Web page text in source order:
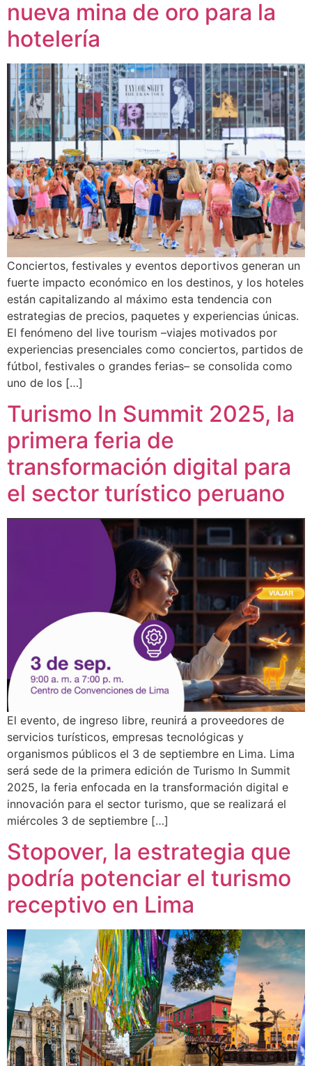
nueva mina de oro para la
hotelería
Conciertos, festivales y eventos deportivos generan un
fuerte impacto económico en los destinos, y los hoteles
están capitalizando al máximo esta tendencia con
estrategias de precios, paquetes y experiencias únicas.
El fenómeno del live tourism –viajes motivados por
experiencias presenciales como conciertos, partidos de
fútbol, festivales o grandes ferias– se consolida como
uno de los […]
Turismo In Summit 2025, la
primera feria de
transformación digital para
el sector turístico peruano
El evento, de ingreso libre, reunirá a proveedores de
servicios turísticos, empresas tecnológicas y
organismos públicos el 3 de septiembre en Lima. Lima
será sede de la primera edición de Turismo In Summit
2025, la feria enfocada en la transformación digital e
innovación para el sector turismo, que se realizará el
miércoles 3 de septiembre […]
Stopover, la estrategia que
podría potenciar el turismo
receptivo en Lima